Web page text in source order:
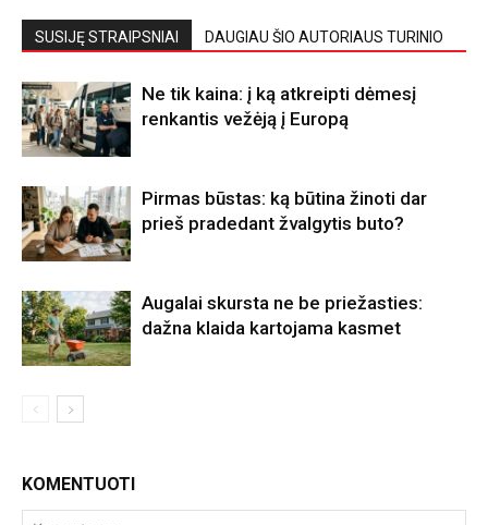
SUSIJĘ STRAIPSNIAI DAUGIAU ŠIO AUTORIAUS TURINIO
Ne tik kaina: į ką atkreipti dėmesį
renkantis vežėją į Europą
Pirmas būstas: ką būtina žinoti dar
prieš pradedant žvalgytis buto?
Augalai skursta ne be priežasties:
dažna klaida kartojama kasmet
KOMENTUOTI